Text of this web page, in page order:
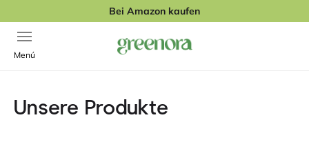
Bei Amazon kaufen
Navigationsmenü öffnen
Menú
Greenora
Unsere Produkte